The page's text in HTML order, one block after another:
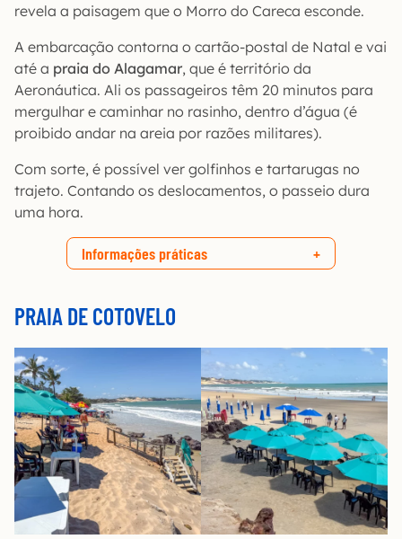
revela a paisagem que o Morro do Careca esconde.
A embarcação contorna o cartão-postal de Natal e vai
até a praia do Alagamar, que é território da
Aeronáutica. Ali os passageiros têm 20 minutos para
mergulhar e caminhar no rasinho, dentro d’água (é
proibido andar na areia por razões militares).
Com sorte, é possível ver golfinhos e tartarugas no
trajeto. Contando os deslocamentos, o passeio dura
uma hora.
Informações práticas
PRAIA DE COTOVELO